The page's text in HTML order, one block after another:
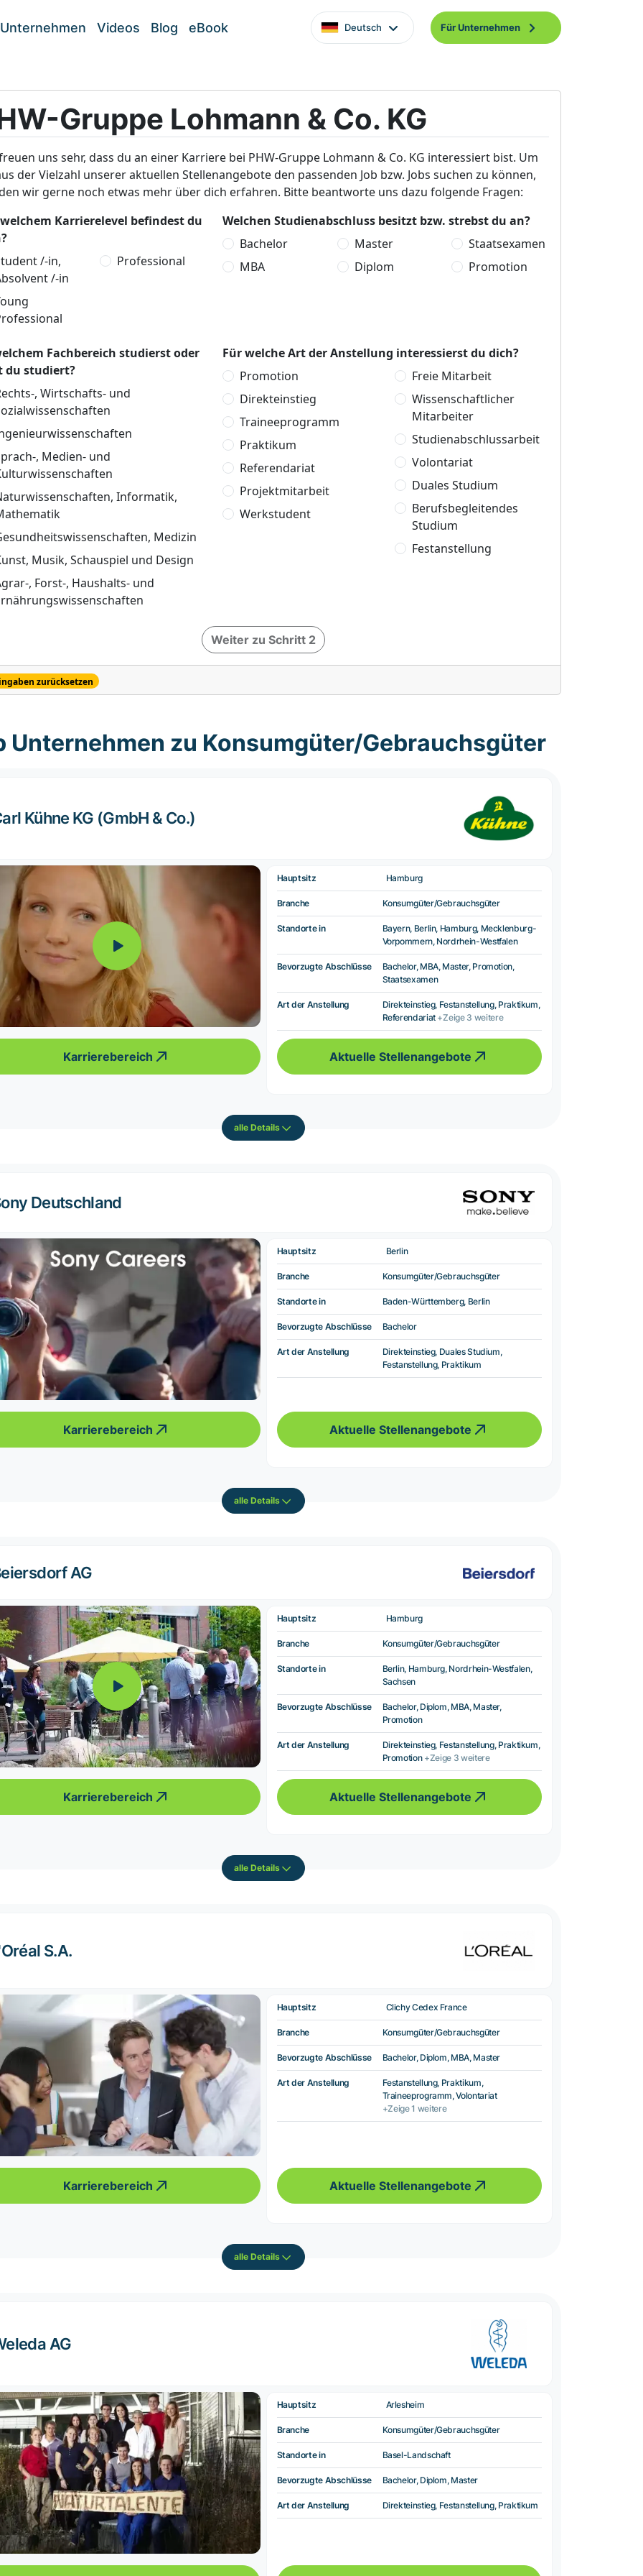
Unternehmen Videos Blog eBook Deutsch Für Unternehmen
Gruppe Lohmann & Co. KG
uns sehr, dass du an einer Karriere bei PHW-Gruppe Lohmann & Co. KG interessiert bist. Um
der Vielzahl unserer aktuellen Stellenangebote den passenden Job bzw. Jobs suchen zu können,
wir gerne noch etwas mehr über dich erfahren. Bitte beantworte uns dazu folgende Fragen:
Karrierelevel befindest du
/-in,
/-in
Professional
Welchen Studienabschluss besitzt bzw. strebst du an?
Bachelor
MBA
Master
Diplom
Staatsexamen
Promotion
Fachbereich studierst oder
du studiert?
, Wirtschafts- und
, Medien- und
Informatik,
Medizin
Musik, Schauspiel und Design
, Forst-, Haushalts- und
Für welche Art der Anstellung interessierst du dich?
Promotion
Direkteinstieg
Traineeprogramm
Praktikum
Referendariat
Projektmitarbeit
Werkstudent
Freie Mitarbeit
Wissenschaftlicher
Mitarbeiter
Studienabschlussarbeit
Volontariat
Duales Studium
Berufsbegleitendes
Studium
Festanstellung
Weiter zu Schritt 2
zurücksetzen
Unternehmen zu Konsumgüter/Gebrauchsgüter
Kühne KG (GmbH & Co.)
Karrierebereich
Hauptsitz Hamburg
Branche Konsumgüter/Gebrauchsgüter
Standorte in
Bayern, Berlin, Hamburg, Mecklenburg-
Vorpommern, Nordrhein-Westfalen
Bevorzugte Abschlüsse
Bachelor, MBA, Master, Promotion,
Staatsexamen
Art der Anstellung
Direkteinstieg, Festanstellung, Praktikum,
Referendariat +Zeige 3 weitere
Aktuelle Stellenangebote
alle Details
Deutschland
Karrierebereich
Hauptsitz Berlin
Branche Konsumgüter/Gebrauchsgüter
Standorte in Baden-Württemberg, Berlin
Bevorzugte Abschlüsse Bachelor
Art der Anstellung
Direkteinstieg, Duales Studium,
Festanstellung, Praktikum
Aktuelle Stellenangebote
alle Details
AG
Karrierebereich
Hauptsitz Hamburg
Branche Konsumgüter/Gebrauchsgüter
Standorte in
Berlin, Hamburg, Nordrhein-Westfalen,
Sachsen
Bevorzugte Abschlüsse
Bachelor, Diplom, MBA, Master,
Promotion
Art der Anstellung
Direkteinstieg, Festanstellung, Praktikum,
Promotion +Zeige 3 weitere
Aktuelle Stellenangebote
alle Details
S.A.
Karrierebereich
Hauptsitz Clichy Cedex France
Branche Konsumgüter/Gebrauchsgüter
Bevorzugte Abschlüsse Bachelor, Diplom, MBA, Master
Art der Anstellung
Festanstellung, Praktikum,
Traineeprogramm, Volontariat
+Zeige 1 weitere
Aktuelle Stellenangebote
alle Details
AG
Hauptsitz Arlesheim
Branche Konsumgüter/Gebrauchsgüter
Standorte in Basel-Landschaft
Bevorzugte Abschlüsse Bachelor, Diplom, Master
Art der Anstellung Direkteinstieg, Festanstellung, Praktikum